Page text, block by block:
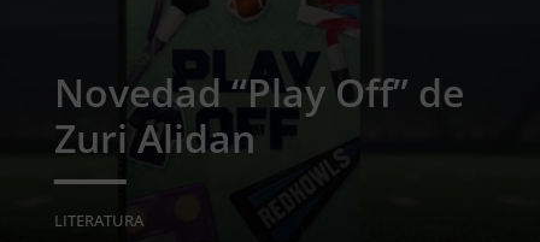
Novedad “Play Off” de
Zuri Alidan
LITERATURA